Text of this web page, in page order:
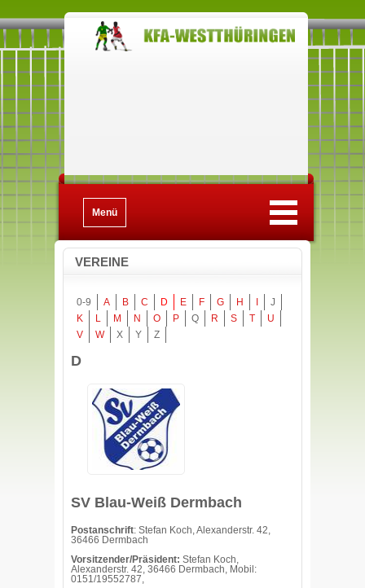
Menü
VEREINE
0-9 A B C D E F G H
J
K
L M N O P Q R S T
U
V
W X Y Z
D
SV Blau-Weiß Dermbach
Postanschrift: Stefan Koch, Alexanderstr. 42,
36466 Dermbach
Vorsitzender/Präsident: Stefan Koch,
Alexanderstr. 42, 36466 Dermbach, Mobil:
0151/19552787,